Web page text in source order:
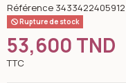
Référence 3433422405912
Rupture de stock
53,600 TND
TTC